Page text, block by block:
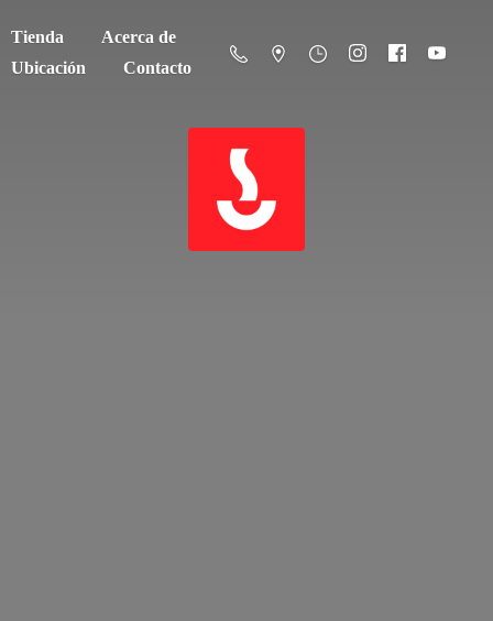
Tienda
Acerca de
Ubicación
Contacto